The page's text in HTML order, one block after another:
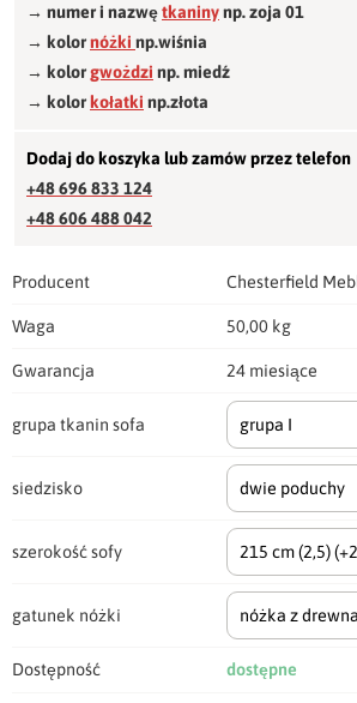
→ numer i nazwętkaninynp. zoja 01
→ kolornóżki np.wiśnia
→ kolorgwożdzi np. miedź
→ kolorkołatki np.złota
Dodaj do koszyka lub zamów przez telefon
+48 696 833 124
+48 606 488 042
Producent Chesterfield
Waga 50,00 kg
Gwarancja 24 miesiące
grupa tkanin sofa grupa I
siedzisko dwie poduchy
szerokość sofy 215 cm(2,5)
gatunek nóżki nóżka z
Dostępność dostępne